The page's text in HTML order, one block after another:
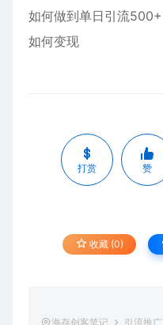
如何做到单日引流500+
如何变现
打赏 赞
收藏 (0)
海存创客笔记 引流推广